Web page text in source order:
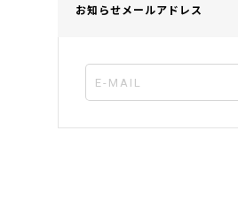
お知らせメールアドレス